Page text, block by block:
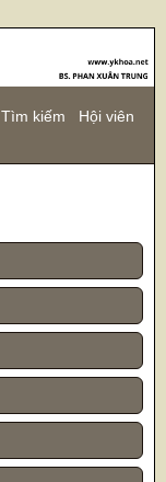
Tìm kiếm Hội viên